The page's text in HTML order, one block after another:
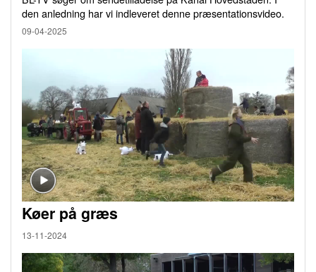
den anledning har vi indleveret denne præsentationsvideo.
09-04-2025
Køer på græs
13-11-2024